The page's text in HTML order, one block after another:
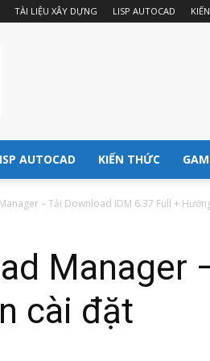
TÀI LIỆU XÂY DỰNG LISP AUTOCAD
AUTOCAD KIẾN THỨC
– Tải Download IDM 6.37 Full +
Manager
cài đặt